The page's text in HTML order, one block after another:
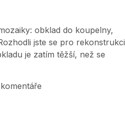
obklad do koupelny,
jste se pro rekonstrukci
je zatím těžší, než se